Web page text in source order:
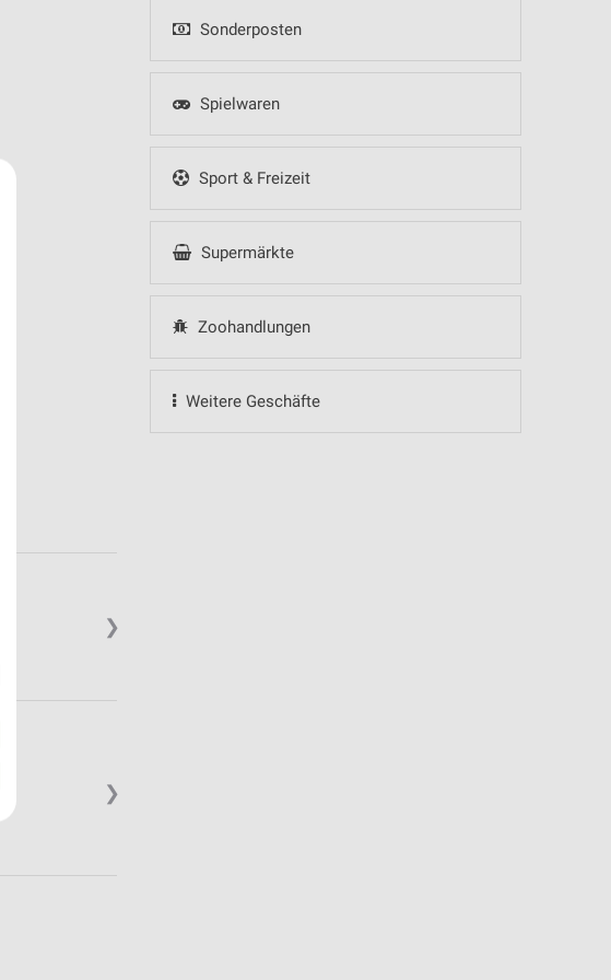
Sonderposten
Spielwaren
Sport & Freizeit
Supermärkte
Zoohandlungen
Weitere Geschäfte
❯
❯